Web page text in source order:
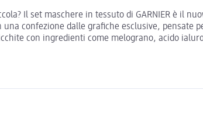
Il set maschere in tessuto di GARNIER è il
confezione dalle grafiche esclusive,
con ingredienti come melograno, acido